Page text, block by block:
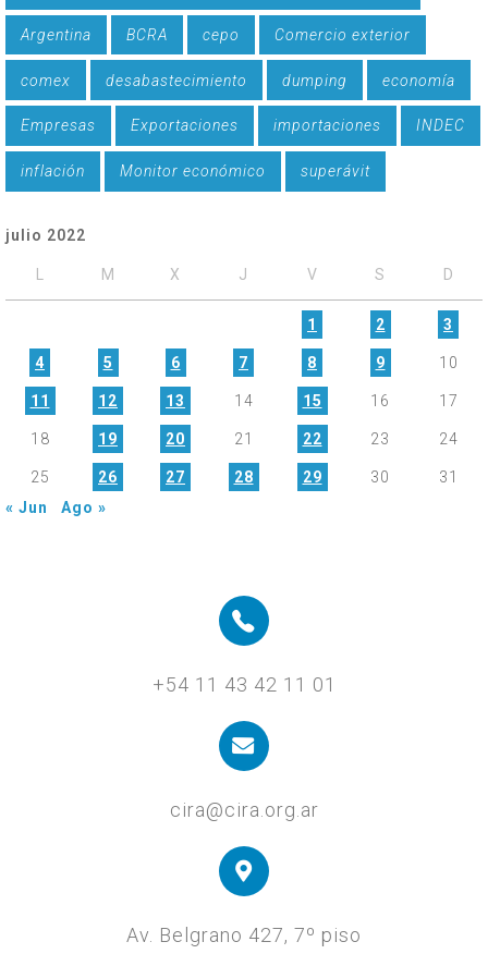
Argentina BCRA cepo Comercio exterior
comex desabastecimiento dumping economía
Empresas Exportaciones importaciones INDEC
inflación Monitor económico superávit
julio 2022
M X J V S D
1 2 3
4 5 6 7 8 9 10
11 12 13 14 15 16 17
18 19 20 21 22 23 24
25 26 27 28 29 30
31
« Jun
Ago »
+54 11 43 42 11 01
cira@cira.org.ar
Av. Belgrano 427, 7º piso